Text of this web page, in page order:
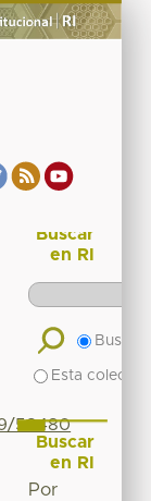
58480
Buscar
en RI
Buscar
Esta
Buscar
en RI
Por